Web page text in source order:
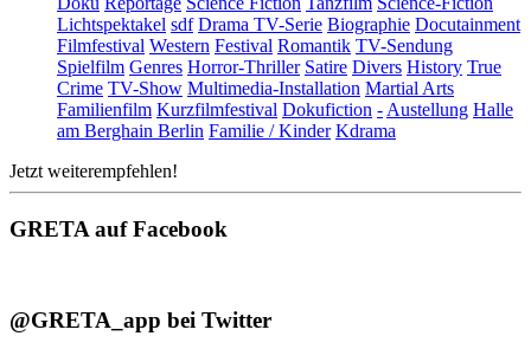
Lichtspektakel sdf Drama TV-Serie Biographie Docutainment
Filmfestival Western Festival Romantik TV-Sendung
Spielfilm Genres Horror-Thriller Satire Divers History True
Crime TV-Show Multimedia-Installation Martial Arts
Familienfilm Kurzfilmfestival Dokufiction - Austellung Halle
am Berghain Berlin Familie / Kinder Kdrama
Jetzt weiterempfehlen!
GRETA auf Facebook
@GRETA_app bei Twitter